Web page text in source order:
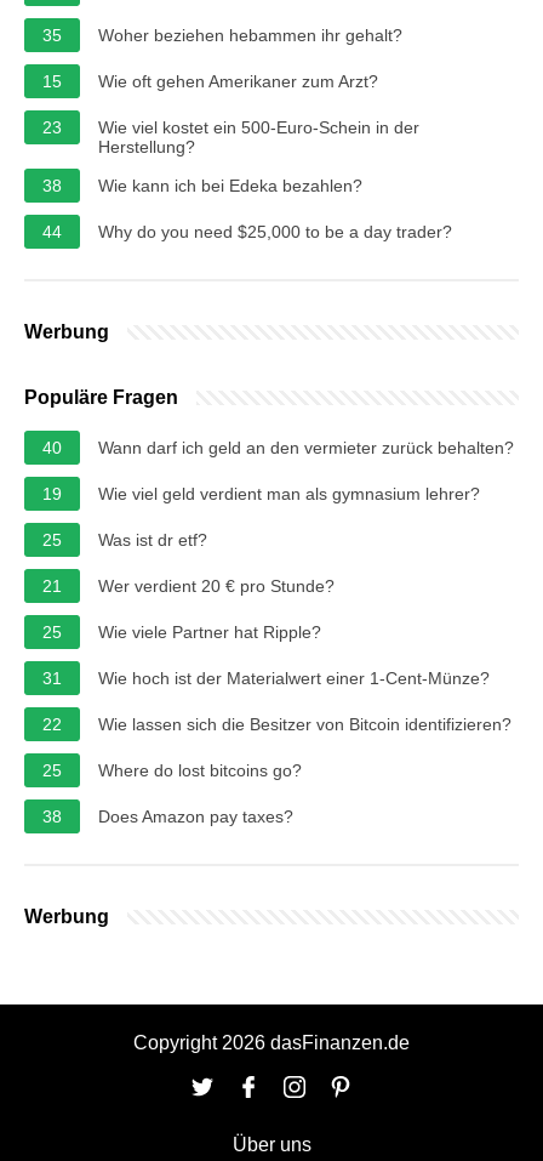
35 Woher beziehen hebammen ihr gehalt?
15 Wie oft gehen Amerikaner zum Arzt?
23
Wie viel kostet ein 500-Euro-Schein in der
Herstellung?
38
Wie kann ich bei Edeka bezahlen?
44 Why do you need $25,000 to be a day trader?
Werbung
Populäre Fragen
40 Wann darf ich geld an den vermieter zurück behalten?
19 Wie viel geld verdient man als gymnasium lehrer?
25 Was ist dr etf?
21 Wer verdient 20 € pro Stunde?
25 Wie viele Partner hat Ripple?
31 Wie hoch ist der Materialwert einer 1-Cent-Münze?
22 Wie lassen sich die Besitzer von Bitcoin identifizieren?
25 Where do lost bitcoins go?
38 Does Amazon pay taxes?
Werbung
Copyright 2026 dasFinanzen.de
Über uns